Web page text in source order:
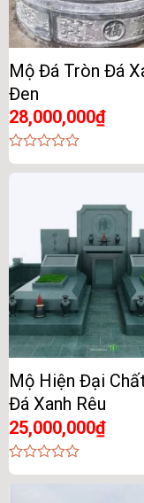
Mộ Đá Tròn Đá
Đen
28,000,000₫
0
out
Mộ Hiện Đại
Đá Xanh Rêu
25,000,000₫
0